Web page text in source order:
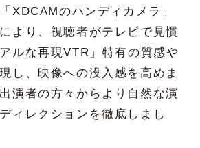
XDCAMのハンディカメラ」
より、視聴者がテレビで見慣
ルな再現VTR」特有の質感や
し、映像への没入感を高めま
演者の方々からより自然な演
ィレクションを徹底しまし